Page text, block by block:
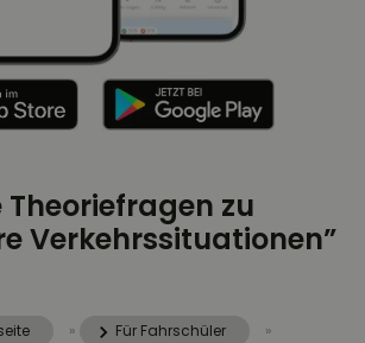
Theoriefragen zu
Verkehrssituationen”
» Für Fahrschüler »